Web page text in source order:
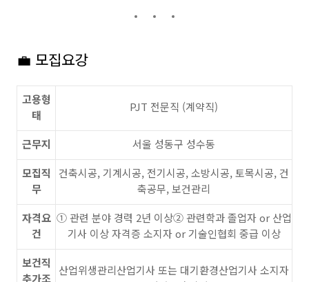
💼 모집요강
고용형
태
PJT 전문직 (계약직)
근무지
서울 성동구 성수동
모집직
무
건축시공, 기계시공, 전기시공, 소방시공, 토목시공, 건
축공무, 보건관리
자격요
건
① 관련 분야 경력 2년 이상② 관련학과 졸업자 or 산업
기사 이상 자격증 소지자 or 기술인협회 중급 이상
보건직
추가조
산업위생관리산업기사 또는 대기환경산업기사 소지자